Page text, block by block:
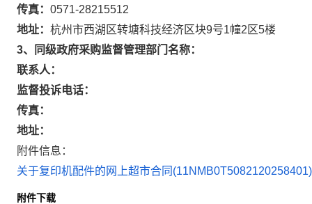
传真： 0571-28215512
地址： 杭州市西湖区转塘科技经济区块9号1幢2区5楼
3、同级政府采购监督管理部门名称：
联系人：
监督投诉电话：
传真：
地址：
附件信息：
关于复印机配件的网上超市合同
附件下载